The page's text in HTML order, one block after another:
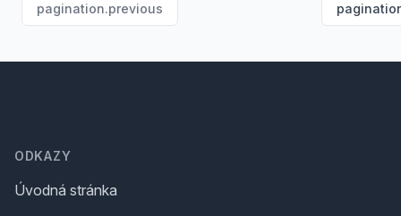
pagination.previous
ODKAZY
Úvodná stránka